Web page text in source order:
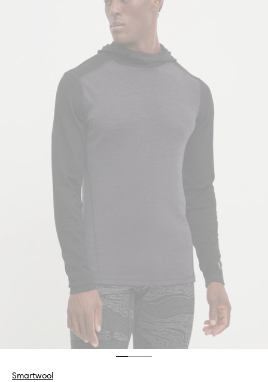
Smartwool